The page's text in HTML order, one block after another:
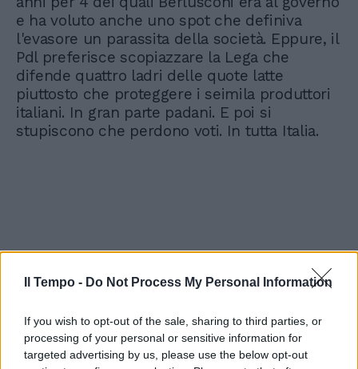
Il Tempo - Do Not Process My Personal Information
If you wish to opt-out of the sale, sharing to third parties, or
processing of your personal or sensitive information for
targeted advertising by us, please use the below opt-out
e ha voluto anche uno spot che definiva
l'evasore un parassita della società. Eppure, il
Pdl preferisce scopiazzare la Lega che
difende quattro ladri delle quote latte
piuttosto che proteggere i seimila produttori
italiani. In gran parte padani. E poi si
stupiscono che perdono voti. In tutta Italia.